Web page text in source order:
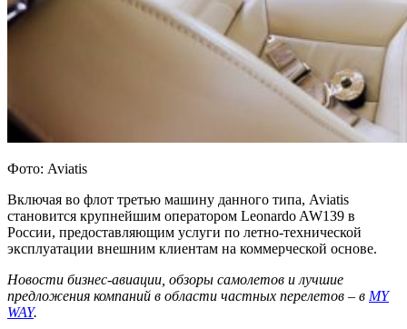
Фото: Aviatis
Включая во флот третью машину данного типа, Aviatis
становится крупнейшим оператором Leonardo AW139 в
России, предоставляющим услуги по летно-технической
эксплуатации внешним клиентам на коммерческой основе.
Новости бизнес-авиации, обзоры самолетов и лучшие
предложения компаний в области частных перелетов – в MY
WAY.